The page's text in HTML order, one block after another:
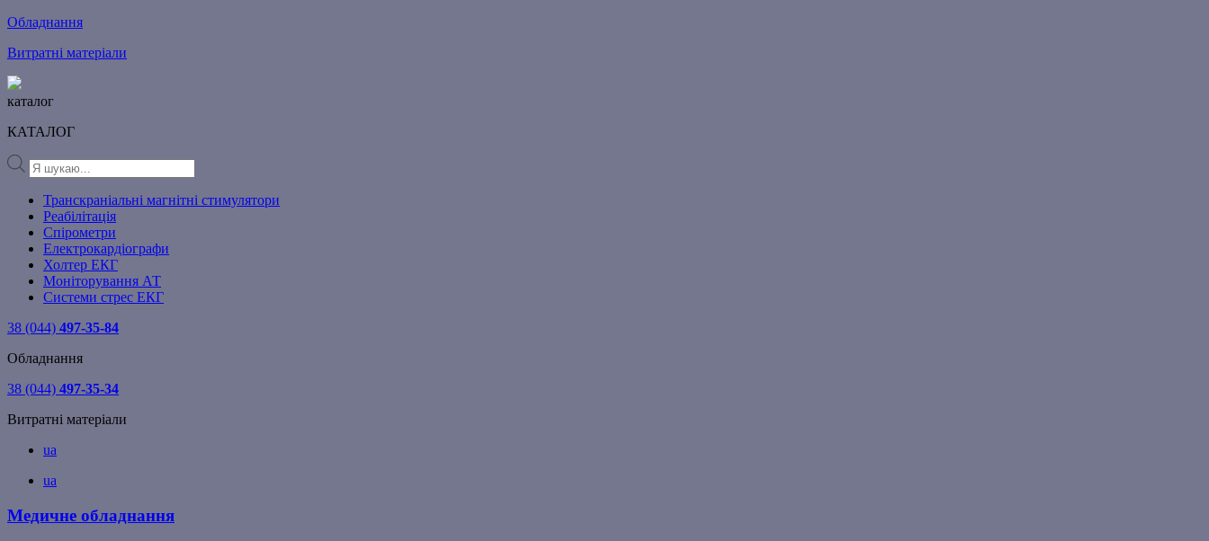
Обладнання
Витратні матеріали
каталог
КАТАЛОГ
Products
search
Транскраніальні магнітні стимулятори
Реабілітація
Спірометри
Електрокардіографи
Холтер ЕКГ
Моніторування АТ
Системи стрес ЕКГ
38 (044) 497-35-84
Обладнання
38 (044) 497-35-34
Витратні матеріали
ua
ua
Медичне обладнання